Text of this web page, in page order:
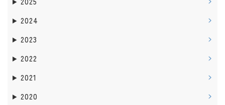
2024
2023
2022
2021
2020